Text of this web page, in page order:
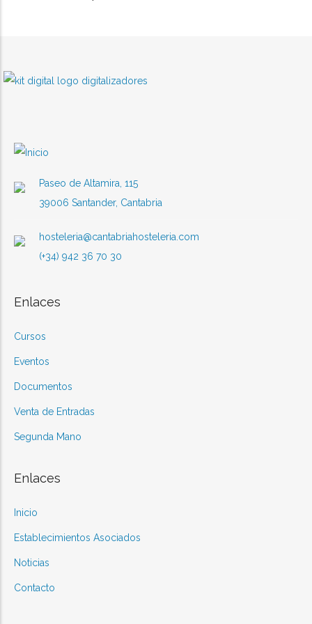
Paseo de Altamira, 115
39006 Santander, Cantabria
hosteleria@cantabriahosteleria.com
(+34) 942 36 70 30
Enlaces
Cursos
Eventos
Documentos
Venta de Entradas
Segunda Mano
Enlaces
Inicio
Establecimientos Asociados
Noticias
Contacto